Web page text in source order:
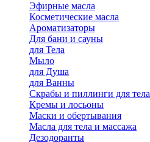
Эфирные масла
Косметические масла
Ароматизаторы
Для бани и сауны
для Тела
Мыло
для Душа
для Ванны
Скрабы и пиллинги для тела
Кремы и лосьоны
Маски и обертывания
Масла для тела и массажа
Дезодоранты